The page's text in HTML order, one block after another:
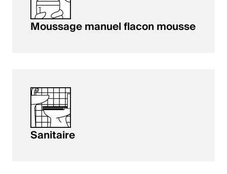
Moussage manuel flacon mousse
Sanitaire